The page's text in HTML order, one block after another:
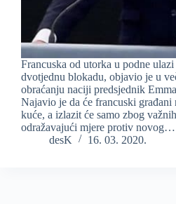
Francuska od utorka u podne
dvotjednu blokadu, objavio je u
obraćanju naciji predsjednik
Najavio je da će francuski građani
kuće, a izlazit će samo zbog
odražavajući mjere protiv novog…
desK
16. 03. 2020.